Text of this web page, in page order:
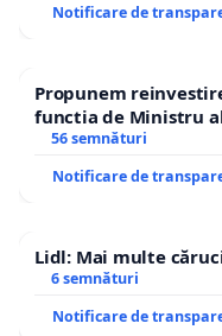
Notificare de
Propunem
functia de Ministru
56 semnături
Notificare de
Lidl: Mai multe
6 semnături
Notificare de